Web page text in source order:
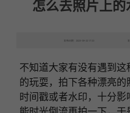
怎么去照片上
发布日期：2023-09-22 17:23
不知道大家有没有遇到
的玩耍，拍下各种漂亮
时间戳或者水印，十分